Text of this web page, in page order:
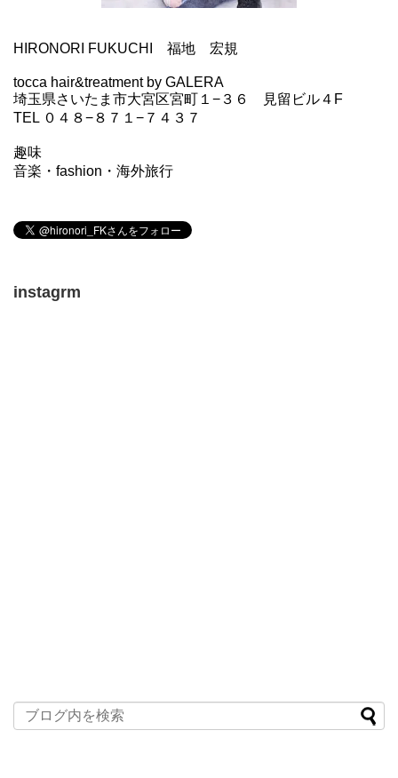
HIRONORI FUKUCHI 福地 宏規
tocca hair&treatment by GALERA
埼玉県さいたま市大宮区宮町１−３６ 見留ビル４F
TEL ０４８−８７１−７４３７
趣味
音楽・fashion・海外旅行
instagrm